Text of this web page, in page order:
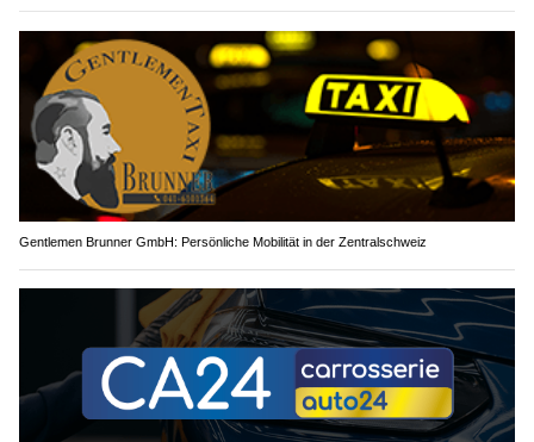
Gentlemen Brunner GmbH: Persönliche Mobilität in der Zentralschweiz